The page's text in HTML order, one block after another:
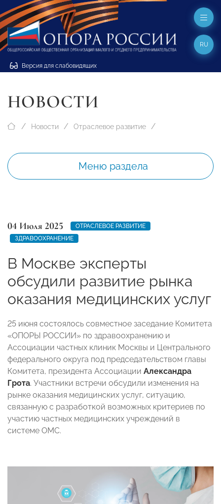
Версия для слабовидящих
RU
НОВОСТИ
Новости Отраслевое развитие
Меню раздела
04 Июля 2025
ОТРАСЛЕВОЕ РАЗВИТИЕ
ЗДРАВООХРАНЕНИЕ
В Москве эксперты
обсудили развитие рынка
оказания медицинских услуг
25 июня состоялось совместное заседание Комитета
«ОПОРЫ РОССИИ» по здравоохранению и
Ассоциации частных клиник Москвы и Центрального
федерального округа под председательством главы
Комитета, президента Ассоциации Александра
Грота. Участники встречи обсудили изменения на
рынке оказания медицинских услуг, ситуацию,
связанную с разработкой возможных критериев по
участию частных медицинских учреждений в
системе ОМС.